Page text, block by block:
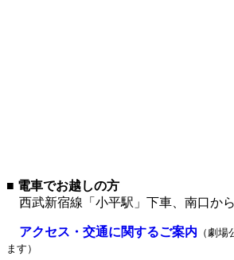
■ 電車でお越しの方
西武新宿線「小平駅」下車、南口か
アクセス・交通に関するご案内 （劇
ます）